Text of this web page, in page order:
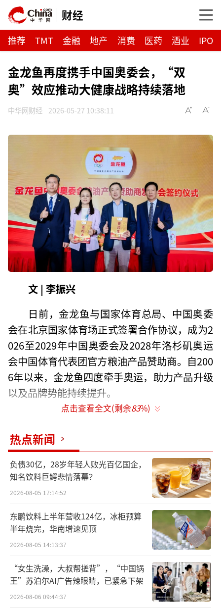
财经
推荐 TMT 金融 地产 消费 医药 酒业 IPO
金龙鱼再度携手中国奥委会，“双
奥”效应推动大健康战略持续落地
中华网财经 2026-05-27 10:38:11
文 | 李振兴
日前，金龙鱼与国家体育总局、中国奥委
会在北京国家体育场正式签署合作协议，成为2
026至2029年中国奥委会及2028年洛杉矶奥运
会中国体育代表团官方粮油产品赞助商。自200
6年以来，金龙鱼四度牵手奥运，助力产品升级
以及品牌势能持续提升。
据了解，金龙鱼将继续以中国奥委会粮油
产品赞助商身份，为中国体育事业提供专业保
障，同时升级国家队精细化营养保障经验，助
力中国奥运健儿再创佳绩。
2006年金龙鱼首次牵手奥运会，正式开启
为奥运史上首个粮油品类合作方；2019年，联
合国家体育总局运动医学研究所、中国营养学
会，启动“国家队运动营养师驻队项目”，为5
5支国家队提供全天候、精细化膳食营养保障，
推动我国奥运军团膳食保障迈入科学精准新阶
段。
点击查看全文(剩余83%)
热点新闻
负债30亿，28岁年轻人败光百亿国企，
知名饮料巨鳄悲情落幕？
2026-08-05 17:14:52
东鹏饮料上半年营收124亿，冰柜预算
半年烧完，华南增速见顶
2026-08-05 14:13:37
“女生洗澡，大叔帮搓背”，“中国锅
王”苏泊尔AI广告辣眼睛，已紧急下架
2026-08-06 09:44:37